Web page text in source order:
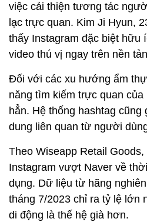
việc cải thiện tương tác
lạc trực quan. Kim Ji Hyun,
thấy Instagram đặc biệt hữu
video thú vị ngay trên nền
Đối với các xu hướng ẩm
năng tìm kiếm trực quan
hẳn. Hệ thống hashtag cũng
dung liên quan từ người
Theo Wiseapp Retail Goods,
Instagram vượt Naver về
dụng. Dữ liệu từ hãng
tháng 7/2023 chỉ ra tỷ lệ lớn
di động là thế hệ già hơn.